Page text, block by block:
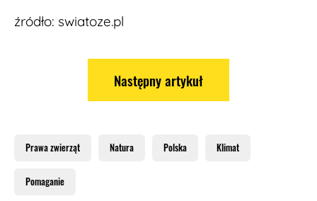
źródło: swiatoze.pl
Następny artykuł
Prawa zwierząt Natura Polska Klimat
Pomaganie